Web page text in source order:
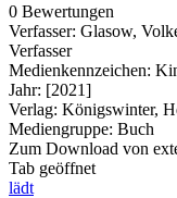
0 Bewertungen
Verfasser: Glasow,
Verfasser
Medienkennzeichen:
Jahr: [2021]
Verlag: Königswinter,
Mediengruppe: Buch
Zum Download von
Tab geöffnet
lädt